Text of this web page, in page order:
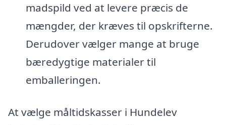
madspild ved at levere præcis de
mængder, der kræves til opskrifterne.
Derudover vælger mange at bruge
bæredygtige materialer til
emballeringen.
At vælge måltidskasser i Hundelev